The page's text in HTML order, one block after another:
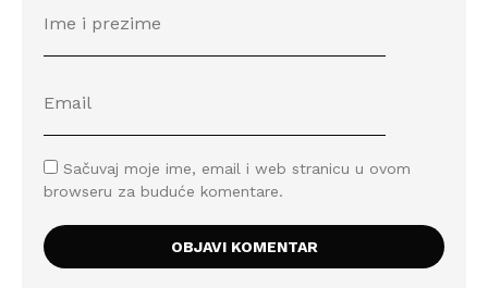
Sačuvaj moje ime, email i web stranicu u ovom
browseru za buduće komentare.